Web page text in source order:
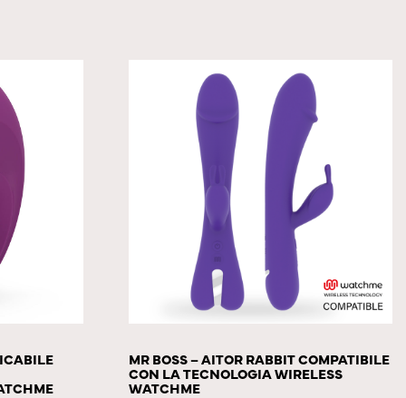
MR BOSS – AITOR RABBIT COMPATIBILE
CON LA TECNOLOGIA WIRELESS
WATCHME